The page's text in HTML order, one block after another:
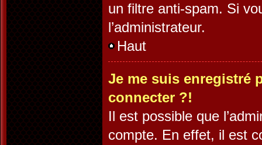
un filtre anti-spam. Si
l’administrateur.
Haut
Je me suis enregistré
connecter ?!
Il est possible que
compte. En effet, il est